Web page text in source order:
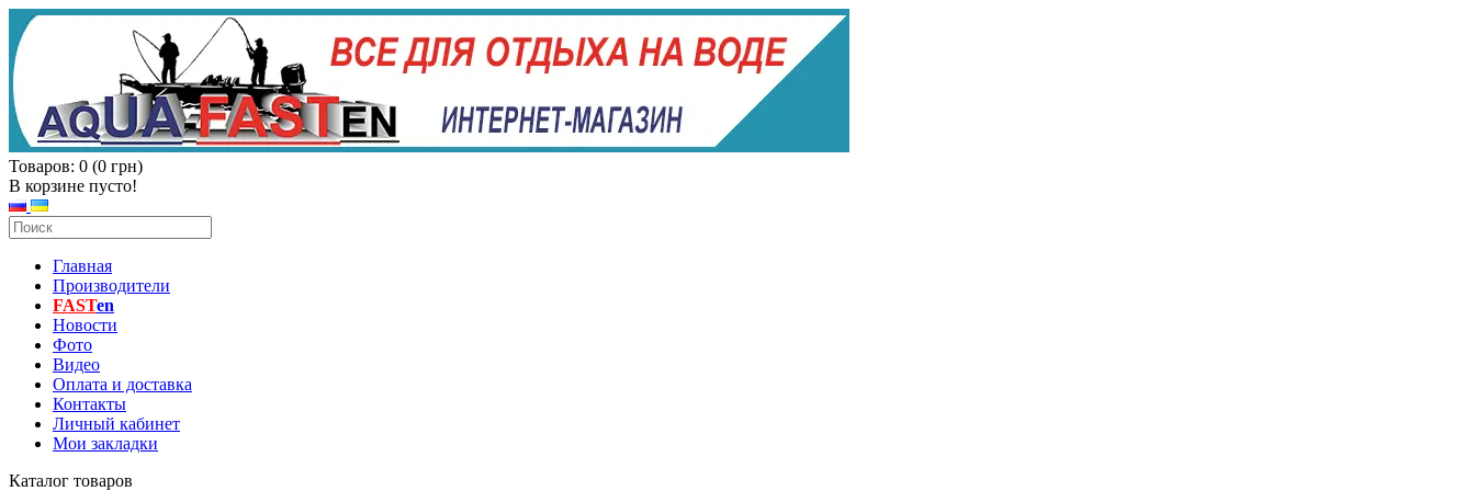
Товаров: 0 (0 грн)
В корзине пусто!
Главная
Производители
FASTen
Новости
Фото
Видео
Оплата и доставка
Контакты
Личный кабинет
Мои закладки
Каталог товаров